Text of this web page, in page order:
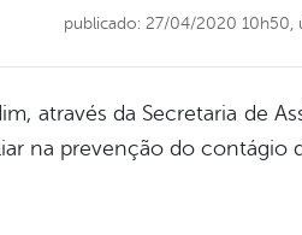
publicado: 27/04/2020 10h50,
através da Secretaria de
na prevenção do contágio